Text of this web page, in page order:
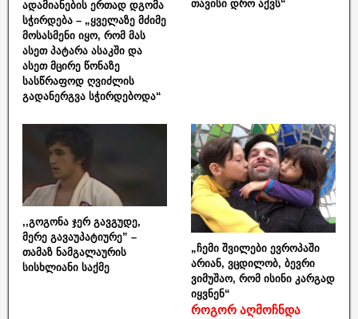
ადამიანების ერთად დგომა
სჭირდება – „ყველაზე მძიმე
მოსასმენი იყო, რომ მას
ასეთ პატარა ასაკში და
ასეთ მცირე წონაზე
სასწრაფოდ ღვიძლის
გადანერგვა სჭირდებოდა“
თავისი დრო აქვს“
,,გოგონა ჯერ გავგუდე,
მერე გავაუპატიურე” –
თამაზ ნამგალაურის
სისხლიანი საქმე
„ჩემი შვილები ევროპაში
არიან, ვცდილობ, ბევრი
ვიმუშაო, რომ ისინი კარგად
იყვნენ“
როგორ აღმოჩნდა